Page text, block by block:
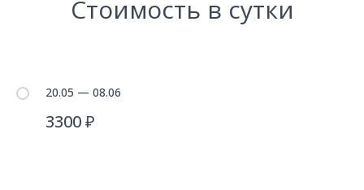
Стоимость в сутки
20.05 — 08.06
3300 ₽